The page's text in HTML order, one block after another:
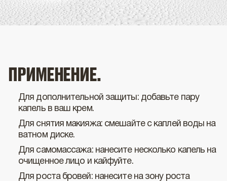
ПРИМЕНЕНИЕ.
Для дополнительной защиты: добавьте пару
капель в ваш крем.
Для снятия макияжа: смешайте с каплей воды на
ватном диске.
Для самомассажа: нанесите несколько капель на
очищенное лицо и кайфуйте.
Для роста бровей: нанесите на зону роста